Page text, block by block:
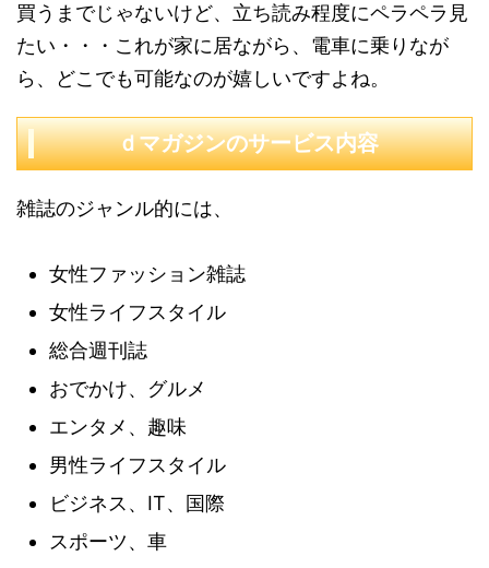
買うまでじゃないけど、立ち読み程度にペラペラ見
たい・・・これが家に居ながら、電車に乗りなが
ら、どこでも可能なのが嬉しいですよね。
ｄマガジンのサービス内容
雑誌のジャンル的には、
女性ファッション雑誌
女性ライフスタイル
総合週刊誌
おでかけ、グルメ
エンタメ、趣味
男性ライフスタイル
ビジネス、IT、国際
スポーツ、車